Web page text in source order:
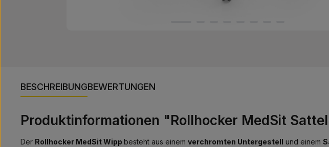
BESCHREIBUNGBEWERTUNGEN
Produktinformationen "Rollhocker MedSit
Der Rollhocker MedSit Wipp besteht aus einem verchromten Untergestell und einem